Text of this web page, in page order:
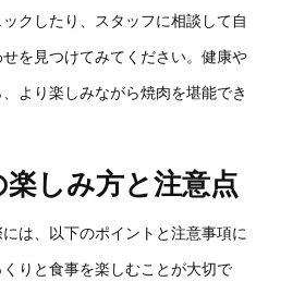
クしたり、スタッフに相談して自
を見つけてみてください。健康や
より楽しみながら焼肉を堪能でき
しみ方と注意点
は、以下のポイントと注意事項に
りと食事を楽しむことが大切で